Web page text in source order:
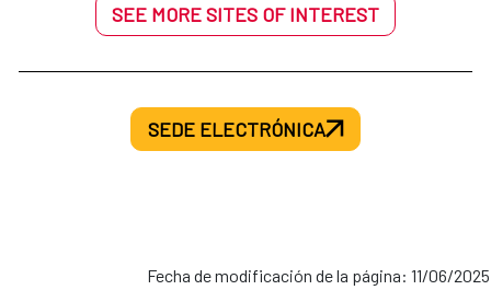
SEE MORE SITES OF INTEREST
SEDE ELECTRÓNICA
Fecha de modificación de la página: 11/06/2025